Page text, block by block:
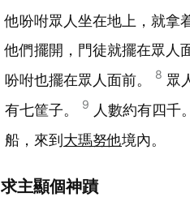
他吩咐眾人坐在地上，就拿
他們擺開，門徒就擺在眾人
吩咐也擺在眾人面前。
8 眾
有七筐子。
9 人數約有四千
船，來到 大瑪努他境內。
求主顯個神蹟